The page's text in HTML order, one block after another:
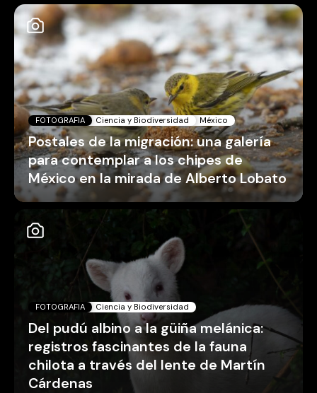
FOTOGRAFIA Ciencia y Biodiversidad México
Postales de la migración: una galería
para contemplar a los chipes de
México en la mirada de Alberto Lobato
FOTOGRAFIA Ciencia y Biodiversidad
Del pudú albino a la güiña melánica:
registros fascinantes de la fauna
chilota a través del lente de Martín
Cárdenas